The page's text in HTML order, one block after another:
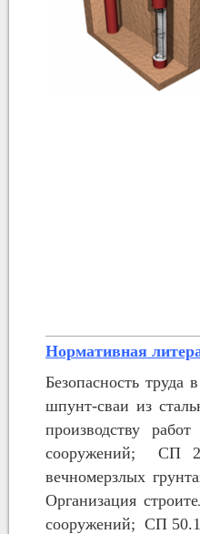
Нормативная
Безопасность труда
шпунт-сваи из
производству
сооружений;
СП
вечномерзлых
Организация
сооружений; СП